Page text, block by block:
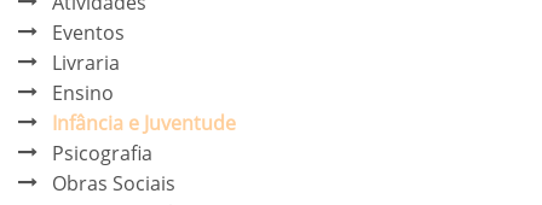
Eventos
Livraria
Ensino
Infância e Juventude
Psicografia
Obras Sociais